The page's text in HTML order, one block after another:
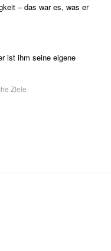
– das war es, was er
ist ihm seine eigene
Ziele